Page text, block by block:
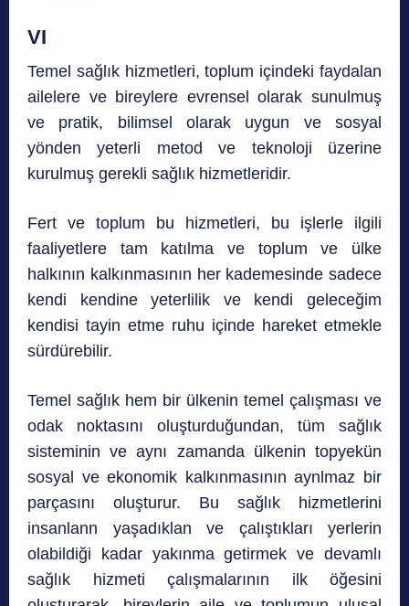
VI
Temel sağlık hizmetleri, toplum içindeki faydalan
ailelere ve bireylere evrensel olarak sunulmuş
ve pratik, bilimsel olarak uygun ve sosyal
yönden yeterli metod ve teknoloji üzerine
kurulmuş gerekli sağlık hizmetleridir.
Fert ve toplum bu hizmetleri, bu işlerle ilgili
faaliyetlere tam katılma ve toplum ve ülke
halkının kalkınmasının her kademesinde sadece
kendi kendine yeterlilik ve kendi geleceğim
kendisi tayin etme ruhu içinde hareket etmekle
sürdürebilir.
Temel sağlık hem bir ülkenin temel çalışması ve
odak noktasını oluşturduğundan, tüm sağlık
sisteminin ve aynı zamanda ülkenin topyekün
sosyal ve ekonomik kalkınmasının aynlmaz bir
parçasını oluşturur. Bu sağlık hizmetlerini
insanlann yaşadıklan ve çalıştıkları yerlerin
olabildiği kadar yakınma getirmek ve devamlı
sağlık hizmeti çalışmalarının ilk öğesini